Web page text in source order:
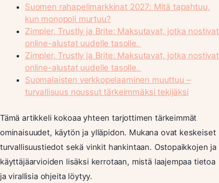
Suomen rahapelimarkkinat 2027: Mitä tapahtuu,
kun monopoli murtuu?
Zimpler, Trustly ja Brite: Maksutavat, jotka nostivat
online-alustat uudelle tasolle.
Zimpler, Trustly ja Brite: Maksutavat, jotka nostivat
online-alustat uudelle tasolle.
Suomalaisten verkkopelaaminen muuttuu –
turvallisuus noussut tärkeimmäksi tekijäksi
Tämä artikkeli kokoaa yhteen tarjottimen tärkeimmät
ominaisuudet, käytön ja ylläpidon. Mukana ovat keskeiset
turvallisuustiedot sekä vinkit hankintaan. Ostopaikkojen ja
käyttäjäarvioiden lisäksi kerrotaan, mistä laajempaa tietoa
ja virallisia ohjeita löytyy.